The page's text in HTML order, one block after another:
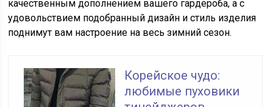
качественным дополнением вашего гардероба, а с
удовольствием подобранный дизайн и стиль изделия
поднимут вам настроение на весь зимний сезон.
Корейское чудо:
любимые пуховики